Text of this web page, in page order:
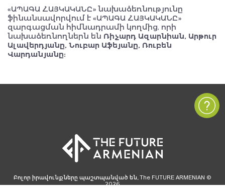
«ԱՊԱԳԱ ՀԱՅԿԱԿԱՆԸ» նախաձեռնությունը
ֆինանսավորվում է «ԱՊԱԳԱ ՀԱՅԿԱԿԱՆԸ»
զարգացման հիմնադրամի կողմից, որի
նախաձեռնողներն են Ռիչարդ Ազարնիան, Արթուր
Ալավերդյանը, Նուբար Աֆեյանը, Ռուբեն
Վարդանյանը:
Բոլոր իրավունքները պաշտպանված են, The FUTURE ARMENIAN ©
2026